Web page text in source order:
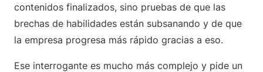
contenidos finalizados, sino pruebas de que las
brechas de habilidades están subsanando y de que
la empresa progresa más rápido gracias a eso.
Ese interrogante es mucho más complejo y pide un